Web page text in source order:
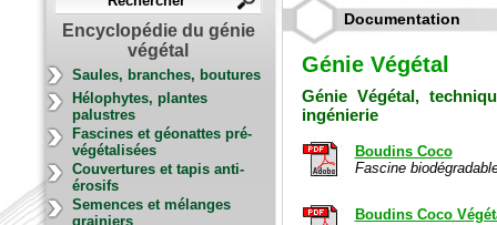
Encyclopédie du génie
végétal
Saules, branches, boutures
Hélophytes, plantes
palustres
Fascines et géonattes pré-
végétalisées
Couvertures et tapis anti-
érosifs
Semences et mélanges
grainiers
Documentation
Génie Végétal
Génie Végétal,
ingénierie
Boudins Coco
Fascine
Boudins Coco